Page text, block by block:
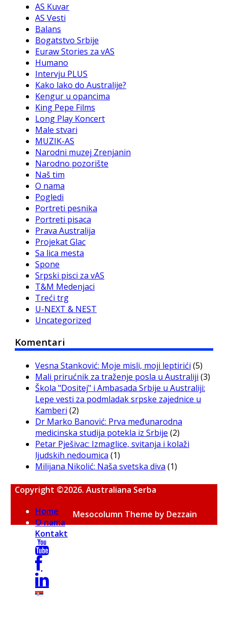
AS Kuvar
AS Vesti
Balans
Bogatstvo Srbije
Euraw Stories za vAS
Humano
Intervju PLUS
Kako lako do Australije?
Kengur u opancima
King Pepe Films
Long Play Koncert
Male stvari
MUZIK-AS
Narodni muzej Zrenjanin
Narodno pozorište
Naš tim
O nama
Pogledi
Portreti pesnika
Portreti pisaca
Prava Australija
Projekat Glac
Sa lica mesta
Spone
Srpski pisci za vAS
T&M Medenjaci
Treći trg
U-NEXT & NEST
Uncategorized
Komentari
Vesna Stanković: Moje misli, moji leptirići (5)
Mali prirućnik za traženje posla u Australiji (3)
Škola "Dositej" i Ambasada Srbije u Australiji:
Lepe vesti za podmladak srpske zajednice u
Kamberi (2)
Dr Marko Banović: Prva međunarodna
medicinska studija potekla iz Srbije (2)
Petar Pješivac: Izmaglice, svitanja i kolaži
ljudskih nedoumica (1)
Milijana Nikolić: Naša svetska diva (1)
Copyright ©2026. Australiana Serba
Home
O nama
Kontakt
Mesocolumn Theme by Dezzain